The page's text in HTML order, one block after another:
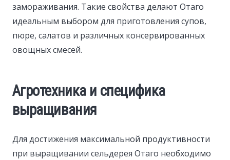
замораживания. Такие свойства делают Отаго
идеальным выбором для приготовления супов,
пюре, салатов и различных консервированных
овощных смесей.
Агротехника и специфика
выращивания
Для достижения максимальной продуктивности
при выращивании сельдерея Отаго необходимо